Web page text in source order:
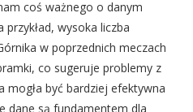
coś ważnego o danym
przykład, wysoka liczba
w poprzednich meczach
co sugeruje problemy z
mogła być bardziej efektywna
dane są fundamentem dla